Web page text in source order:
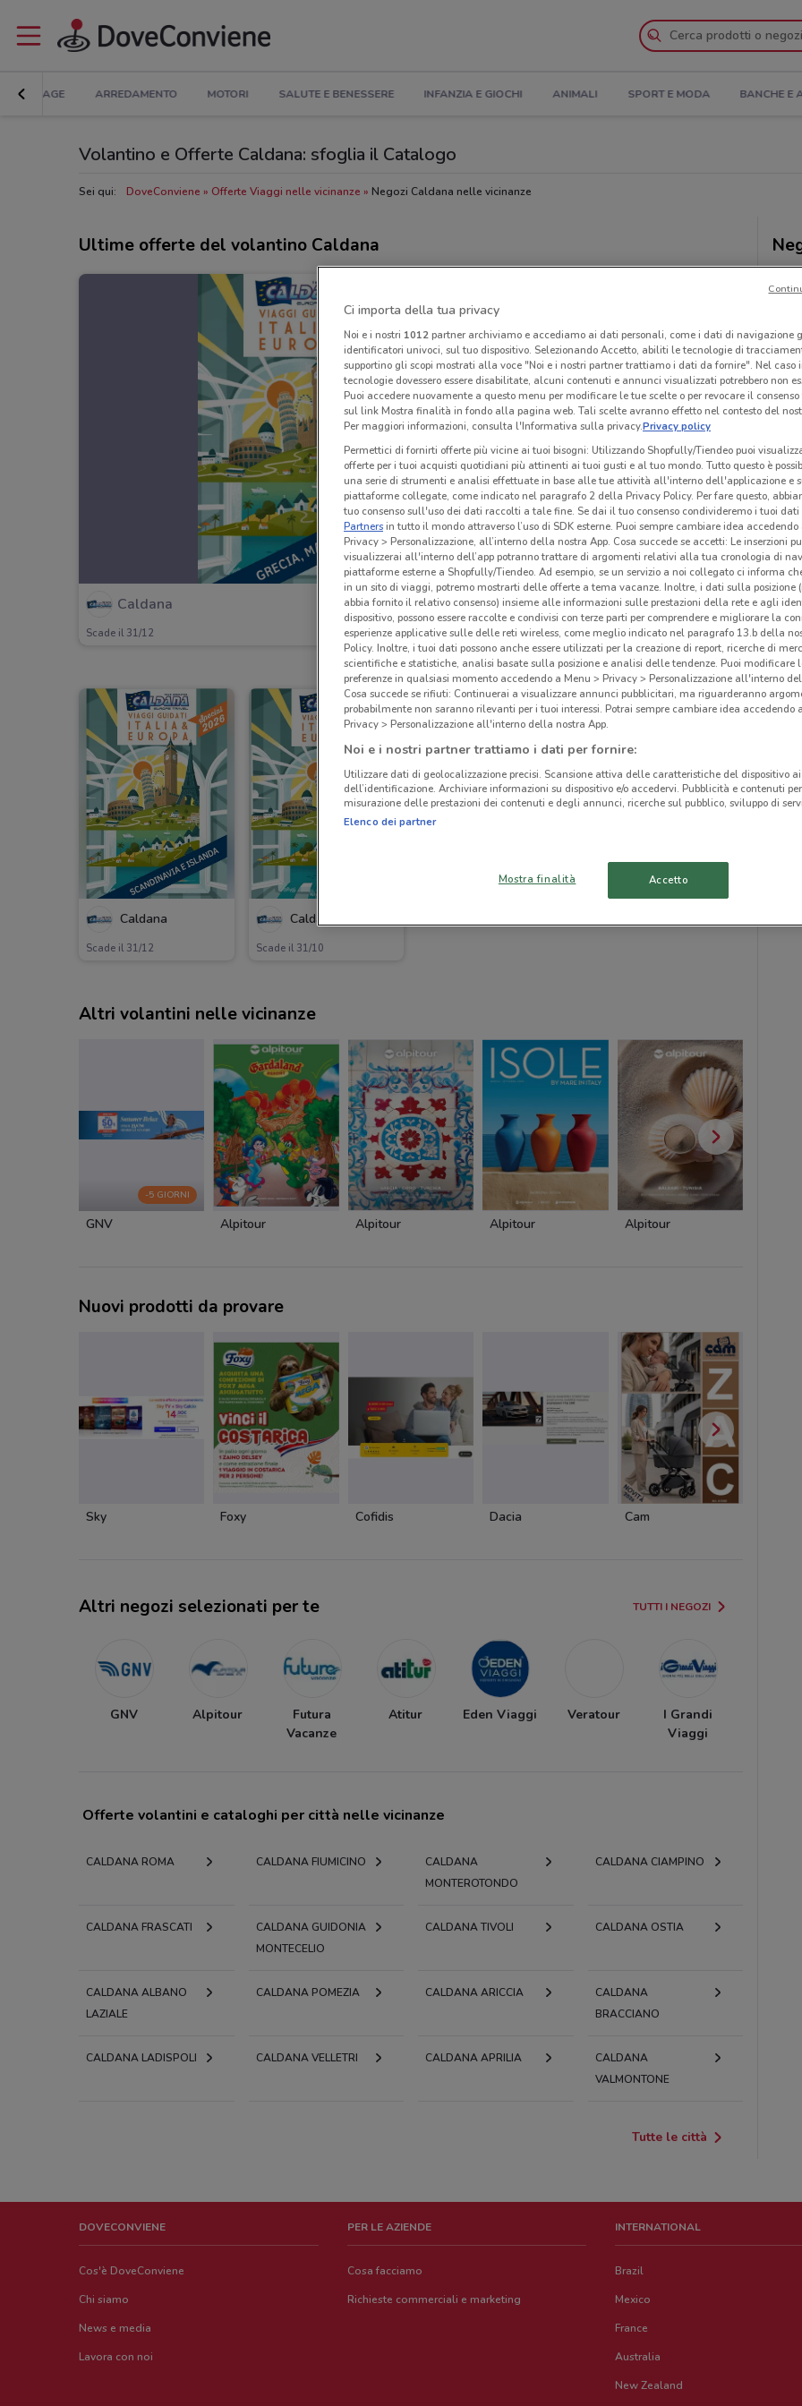
BRICOLAGE ARREDAMENTO MOTORI SALUTE E BENESSERE INFANZIA E GIOCHI ANIMALI SPORT E MODA BANCHE E
Volantino e Offerte Caldana: sfoglia il Catalogo
Sei qui: DoveConviene Offerte Viaggi nelle vicinanze Negozi Caldana nelle vicinanze
Ultime offerte del volantino Caldana
Caldana
Scade il 31/12
Caldana
Scade il 31/12
Caldana
Scade il 31/10
Altri volantini nelle vicinanze
-5 GIORNI
GNV Alpitour Alpitour Alpitour Alpitour
Nuovi prodotti da provare
Sky Foxy Cofidis Dacia Cam
Altri negozi selezionati per te TUTTI I NEGOZI
GNV Alpitour
Futura
Vacanze
Atitur Eden Viaggi Veratour
I Grandi
Viaggi
Offerte volantini e cataloghi per città nelle vicinanze
CALDANA ROMA CALDANA FIUMICINO
CALDANA
MONTEROTONDO
CALDANA CIAMPINO
CALDANA FRASCATI
CALDANA GUIDONIA
MONTECELIO
CALDANA TIVOLI CALDANA OSTIA
CALDANA ALBANO
LAZIALE
CALDANA POMEZIA CALDANA ARICCIA
CALDANA
BRACCIANO
CALDANA LADISPOLI CALDANA VELLETRI CALDANA APRILIA
CALDANA
VALMONTONE
Tutte le città
DOVECONVIENE
Cos'è DoveConviene
Chi siamo
News e media
Lavora con noi
PER LE AZIENDE
Cosa facciamo
Richieste commerciali e marketing
INTERNATIONAL
Brazil
Mexico
France
Australia
New Zealand
Ci importa della tua privacy
Noi e i nostri 1012partner archiviamo e accediamo ai dati personali, come i dati di navigazione
identificatori univoci, sul tuo dispositivo. Selezionando Accetto, abiliti le tecnologie di
supportino gli scopi mostrati alla voce "Noi e i nostri partner trattiamo i dati da fornire". Nel caso
tecnologie dovessero essere disabilitate, alcuni contenuti e annunci visualizzati potrebbero non
Puoi accedere nuovamente a questo menu per modificare le tue scelte o per revocare il
sul link Mostra finalità in fondo alla pagina web. Tali scelte avranno effetto nel contesto del
Per maggiori informazioni, consulta l'Informativa sulla privacy.Privacy policy
Permettici di fornirti offerte più vicine ai tuoi bisogni: Utilizzando Shopfully/Tiendeo puoi
offerte per i tuoi acquisti quotidiani più attinenti ai tuoi gusti e al tuo mondo. Tutto questo è
una serie di strumenti e analisi effettuate in base alle tue attività all'interno dell'applicazione e
piattaforme collegate, come indicato nel paragrafo 2 della Privacy Policy. Per fare questo,
tuo consenso sull'uso dei dati raccolti a tale fine. Se dai il tuo consenso condivideremo i tuoi dati
Partnersin tutto il mondo attraverso l’uso di SDK esterne. Puoi sempre cambiare idea
Privacy > Personalizzazione, all’interno della nostra App. Cosa succede se accetti: Le inserzioni
visualizzerai all'interno dell’app potranno trattare di argomenti relativi alla tua cronologia di
piattaforme esterne a Shopfully/Tiendeo. Ad esempio, se un servizio a noi collegato ci informa
in un sito di viaggi, potremo mostrarti delle offerte a tema vacanze. Inoltre, i dati sulla posizione
abbia fornito il relativo consenso) insieme alle informazioni sulle prestazioni della rete e agli
dispositivo, possono essere raccolte e condivisi con terze parti per comprendere e migliorare la
esperienze applicative sulle delle reti wireless, come meglio indicato nel paragrafo 13.b della
Policy. Inoltre, i tuoi dati possono anche essere utilizzati per la creazione di report, ricerche di
scientifiche e statistiche, analisi basate sulla posizione e analisi delle tendenze. Puoi modificare
preferenze in qualsiasi momento accedendo a Menu > Privacy > Personalizzazione all'interno
Cosa succede se rifiuti: Continuerai a visualizzare annunci pubblicitari, ma riguarderanno
probabilmente non saranno rilevanti per i tuoi interessi. Potrai sempre cambiare idea accedendo
Privacy > Personalizzazione all'interno della nostra App.
Noi e i nostri partner trattiamo i dati per fornire:
Utilizzare dati di geolocalizzazione precisi. Scansione attiva delle caratteristiche del dispositivo
dell’identificazione. Archiviare informazioni su dispositivo e/o accedervi. Pubblicità e contenuti
misurazione delle prestazioni dei contenuti e degli annunci, ricerche sul pubblico, sviluppo di
Elenco dei partner
Mostra finalità Accetto